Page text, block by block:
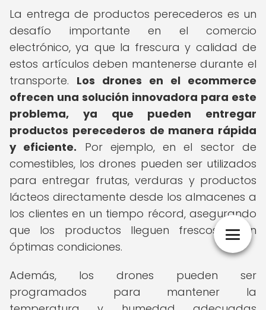
La entrega de productos perecederos es un
desafío importante en el comercio
electrónico, ya que la frescura y calidad de
estos artículos deben mantenerse durante el
transporte. Los drones en el ecommerce
ofrecen una solución innovadora para este
problema, ya que pueden entregar
productos perecederos de manera rápida
y eficiente. Por ejemplo, en el sector de
comestibles, los drones pueden ser utilizados
para entregar frutas, verduras y productos
lácteos directamente desde los almacenes a
los clientes en un tiempo récord, asegurando
que los productos lleguen frescos y en
óptimas condiciones.
Además, los drones pueden ser
programados para mantener la